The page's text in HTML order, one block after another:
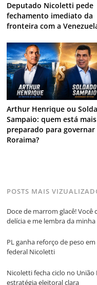
Deputado Nicoletti pede
fechamento imediato da
fronteira com a
Arthur Henrique ou
Sampaio: quem está mais
preparado para governar
Roraima?
POSTS MAIS
Doce de marrom glacê! Você
delícia e me lembra da
PL ganha reforço de peso
federal Nicoletti
Nicoletti fecha ciclo no União
estratégia eleitoral clara